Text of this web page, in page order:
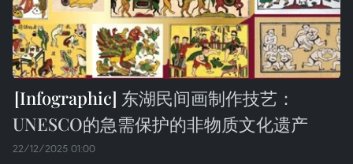
东湖民间画制作技艺：
UNESCO的急需保护的非物质文化遗产
22/12/2025 01:00